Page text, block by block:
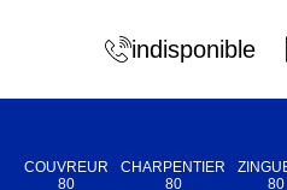
indisponible
COUVREUR
80
CHARPENTIER
80
80